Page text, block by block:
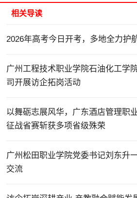
相关导读
2026年高考今日开考，多地全力护
广州工程技术职业学院石油化工学
司开展访企拓岗活动
以舞砺志展风华，广东酒店管理职
征战省赛斩获多项省级殊荣
广州松田职业学院党委书记刘东升
交流